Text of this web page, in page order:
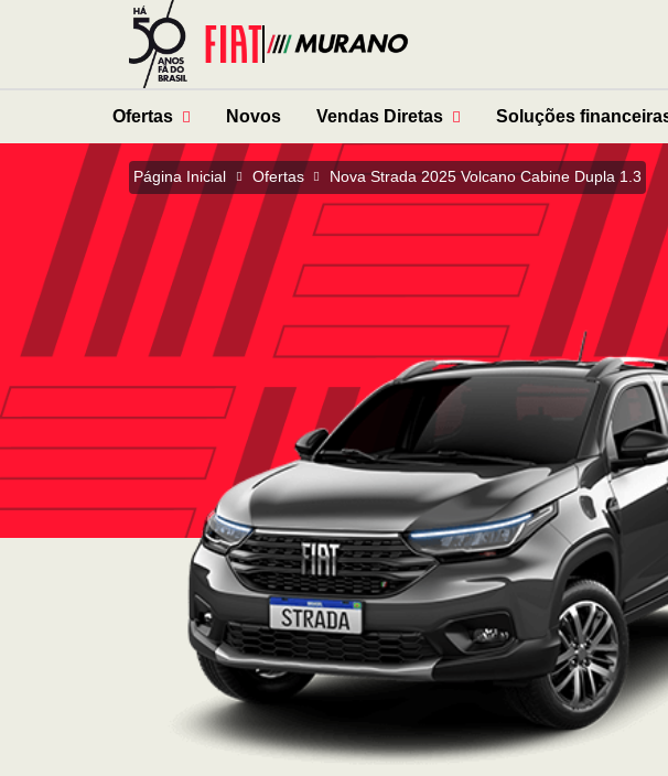
Ofertas Novos Vendas Diretas Soluções
Página Inicial Ofertas Nova Strada 2025 Volcano Cabine Dupla 1.3